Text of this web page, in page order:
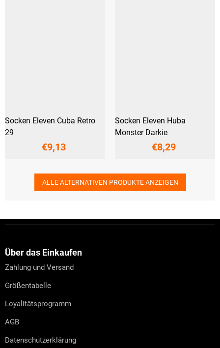
Socken Eleven Cuba Retro
29
€9,13
Socken Eleven Huba
Monster Darkie
€8,29
ALLE ALTERNATIVEN PRODUKTE ANZEIGEN
Über das Einkaufen
Zahlung und Versand
Größentabelle
Loyalitätsprogramm
AGB
Datenschutzerklärung